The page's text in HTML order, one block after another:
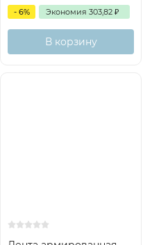
- 6% Экономия 303,82 ₽
В корзину